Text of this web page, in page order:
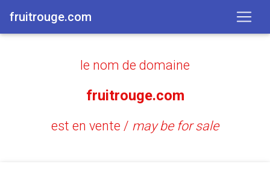
fruitrouge.com
le nom de domaine
fruitrouge.com
est en vente / may be for sale